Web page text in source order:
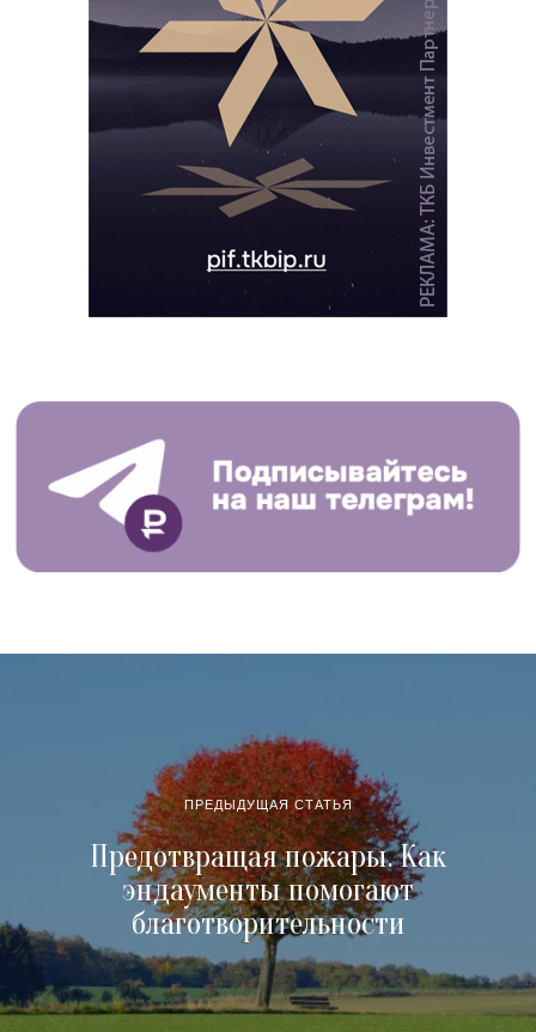
ПРЕДЫДУЩАЯ СТАТЬЯ
Предотвращая пожары. Как
эндаументы помогают
благотворительности